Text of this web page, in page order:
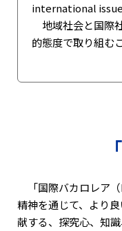
international
地域社会と国際
的態度で取り組む
「国際バカロレア
精神を通じて、より
献する、探究心、知